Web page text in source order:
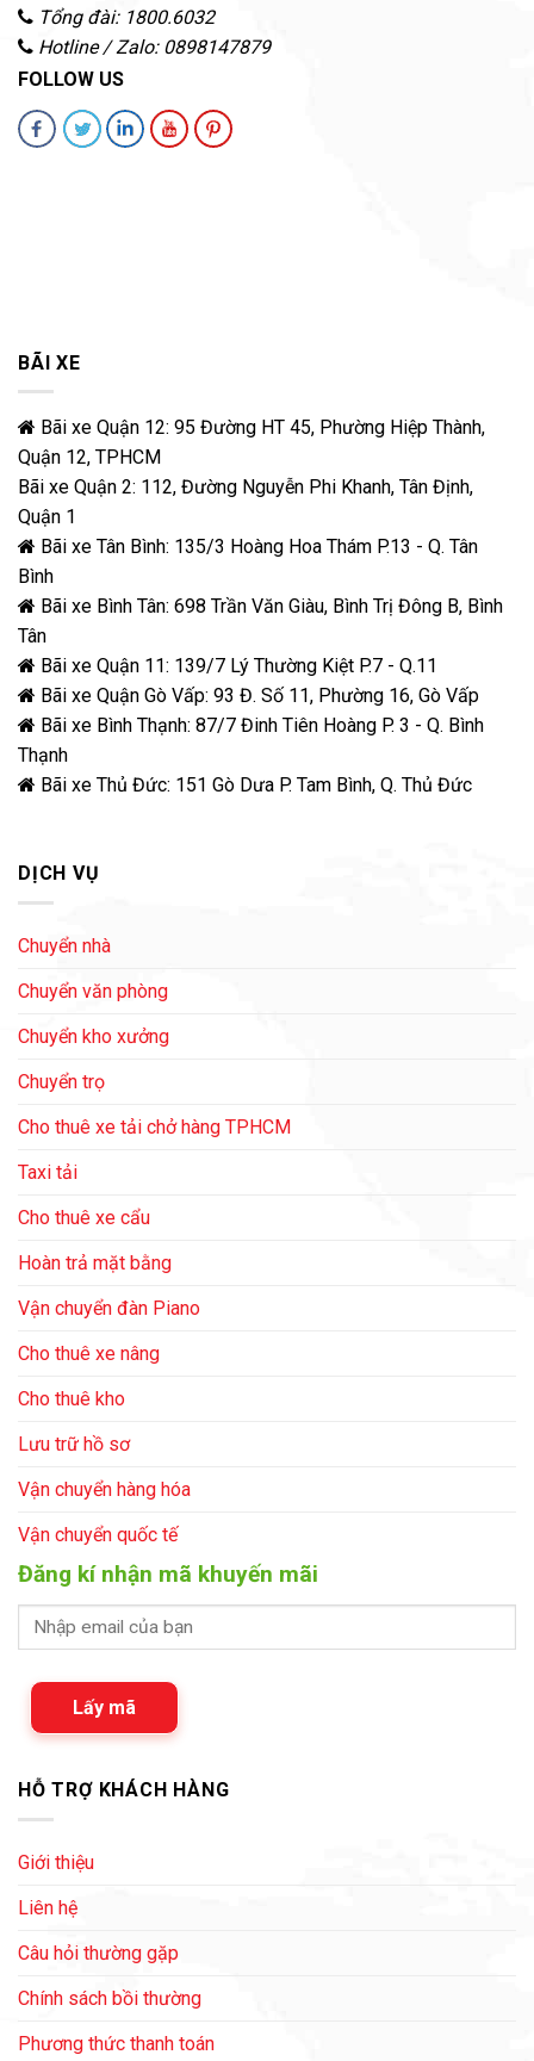
Tổng đài: 1800.6032
Hotline / Zalo: 0898147879
FOLLOW US
BÃI XE
Bãi xe Quận 12: 95 Đường HT 45, Phường Hiệp Thành,
Quận 12, TPHCM
Bãi xe Quận 2: 112, Đường Nguyễn Phi Khanh, Tân Định,
Quận 1
Bãi xe Tân Bình: 135/3 Hoàng Hoa Thám P.13 - Q. Tân
Bình
Bãi xe Bình Tân: 698 Trần Văn Giàu, Bình Trị Đông B, Bình
Tân
Bãi xe Quận 11: 139/7 Lý Thường Kiệt P.7 - Q.11
Bãi xe Quận Gò Vấp: 93 Đ. Số 11, Phường 16, Gò Vấp
Bãi xe Bình Thạnh: 87/7 Đinh Tiên Hoàng P. 3 - Q. Bình
Thạnh
Bãi xe Thủ Đức: 151 Gò Dưa P. Tam Bình, Q. Thủ Đức
DỊCH VỤ
Chuyển nhà
Chuyển văn phòng
Chuyển kho xưởng
Chuyển trọ
Cho thuê xe tải chở hàng TPHCM
Taxi tải
Cho thuê xe cẩu
Hoàn trả mặt bằng
Vận chuyển đàn Piano
Cho thuê xe nâng
Cho thuê kho
Lưu trữ hồ sơ
Vận chuyển hàng hóa
Vận chuyển quốc tế
Đăng kí nhận mã khuyến mãi
Lấy mã
HỖ TRỢ KHÁCH HÀNG
Giới thiệu
Liên hệ
Câu hỏi thường gặp
Chính sách bồi thường
Phương thức thanh toán